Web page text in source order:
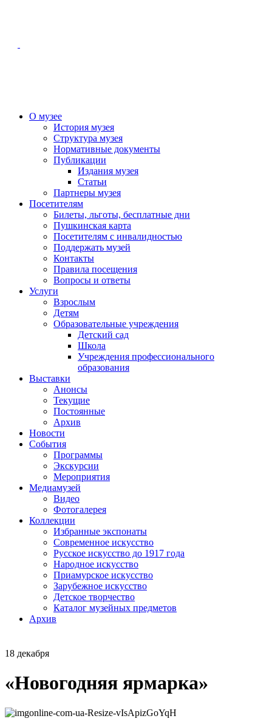
О музее
История музея
Структура музея
Нормативные документы
Публикации
Издания музея
Статьи
Партнеры музея
Посетителям
Билеты, льготы, бесплатные дни
Пушкинская карта
Посетителям с инвалидностью
Поддержать музей
Контакты
Правила посещения
Вопросы и ответы
Услуги
Взрослым
Детям
Образовательные учреждения
Детский сад
Школа
Учреждения профессионального
образования
Выставки
Анонсы
Текущие
Постоянные
Архив
Новости
События
Программы
Экскурсии
Мероприятия
Медиамузей
Видео
Фотогалерея
Коллекции
Избранные экспонаты
Современное искусство
Русское искусство до 1917 года
Народное искусство
Приамурское искусство
Зарубежное искусство
Детское творчество
Каталог музейных предметов
Архив
18 декабря
«Новогодняя ярмарка»